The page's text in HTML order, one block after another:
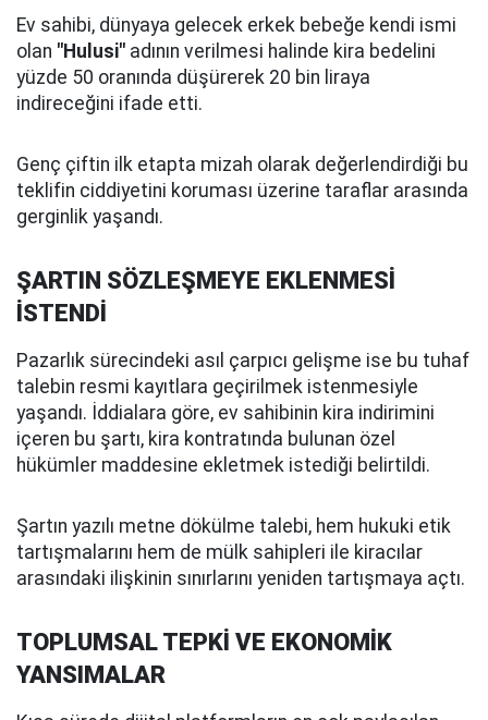
Ev sahibi, dünyaya gelecek erkek bebeğe kendi ismi
olan "Hulusi" adının verilmesi halinde kira bedelini
yüzde 50 oranında düşürerek 20 bin liraya
indireceğini ifade etti.
Genç çiftin ilk etapta mizah olarak değerlendirdiği bu
teklifin ciddiyetini koruması üzerine taraflar arasında
gerginlik yaşandı.
ŞARTIN SÖZLEŞMEYE EKLENMESİ
İSTENDİ
Pazarlık sürecindeki asıl çarpıcı gelişme ise bu tuhaf
talebin resmi kayıtlara geçirilmek istenmesiyle
yaşandı. İddialara göre, ev sahibinin kira indirimini
içeren bu şartı, kira kontratında bulunan özel
hükümler maddesine ekletmek istediği belirtildi.
Şartın yazılı metne dökülme talebi, hem hukuki etik
tartışmalarını hem de mülk sahipleri ile kiracılar
arasındaki ilişkinin sınırlarını yeniden tartışmaya açtı.
TOPLUMSAL TEPKİ VE EKONOMİK
YANSIMALAR